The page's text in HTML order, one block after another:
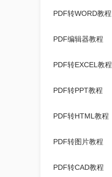
PDF转WORD教程
PDF编辑器教程
PDF转EXCEL教程
PDF转PPT教程
PDF转HTML教程
PDF转图片教程
PDF转CAD教程